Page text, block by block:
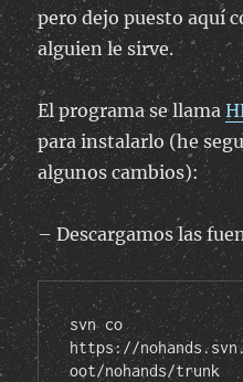
pero dejo puesto aquí
alguien le sirve.
El programa se llama
para instalarlo (he
algunos cambios):
– Descargamos las
svn co
https://
oot/nohands/trunk